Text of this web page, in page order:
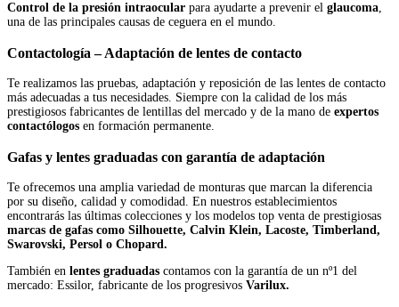
Control de la presión intraocular para ayudarte a prevenir el glaucoma,
una de las principales causas de ceguera en el mundo.
Contactología – Adaptación de lentes de contacto
Te realizamos las pruebas, adaptación y reposición de las lentes de contacto
más adecuadas a tus necesidades. Siempre con la calidad de los más
prestigiosos fabricantes de lentillas del mercado y de la mano de expertos
contactólogos en formación permanente.
Gafas y lentes graduadas con garantía de adaptación
Te ofrecemos una amplia variedad de monturas que marcan la diferencia
por su diseño, calidad y comodidad. En nuestros establecimientos
encontrarás las últimas colecciones y los modelos top venta de prestigiosas
marcas de gafas como Silhouette, Calvin Klein, Lacoste, Timberland,
Swarovski, Persol o Chopard.
También en lentes graduadas contamos con la garantía de un nº1 del
mercado: Essilor, fabricante de los progresivos Varilux.